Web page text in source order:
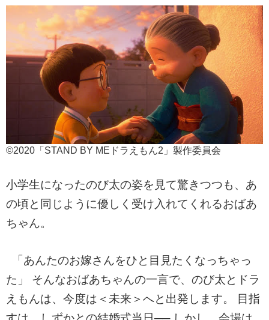
©2020「STAND BY MEドラえもん2」製作委員会
小学生になったのび太の姿を見て驚きつつも、あ
の頃と同じように優しく受け入れてくれるおばあ
ちゃん。
「あんたのお嫁さんをひと目見たくなっちゃっ
た」
そんなおばあちゃんの一言で、のび太とドラ
えもんは、今度は＜未来＞へと出発します。 目指